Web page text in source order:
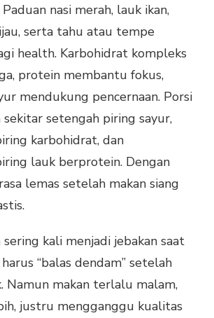
nasi merah, lauk ikan,
serta tahu atau tempe
health. Karbohidrat kompleks
protein membantu fokus,
mendukung pencernaan. Porsi
sekitar setengah piring sayur,
karbohidrat, dan
lauk berprotein. Dengan
lemas setelah makan siang
kali menjadi jebakan saat
“balas dendam” setelah
Namun makan terlalu malam,
justru mengganggu kualitas